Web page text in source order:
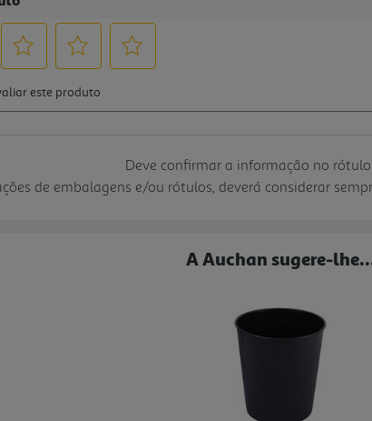
Deve confirmar a informação no
de embalagens e/ou rótulos, deverá considerar
A Auchan sugere-